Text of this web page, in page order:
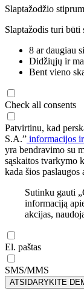
Slaptažodžio
Slaptažodis turi būti
8 ar daugiau
Didžiųjų ir
Bent vieno
Check all consents
Patvirtinu, kad
S.A.” informacijos
yra bendravimo su
sąskaitos tvarkymo
kada šios paslaugos
Sutinku gauti
informaciją
akcijas,
El. paštas
SMS/MMS
ATSIDARYKITE